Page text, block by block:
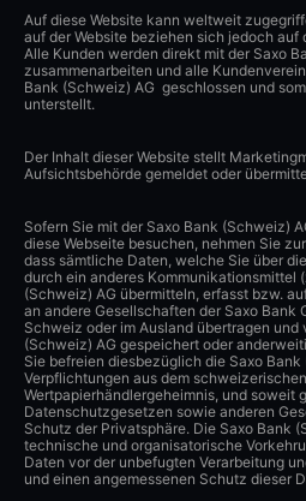
Auf diese Website kann weltweit
auf der Website beziehen sich jedoch auf
Alle Kunden werden direkt mit der Saxo
zusammenarbeiten und alle
Bank (Schweiz) AG geschlossen und
unterstellt.
Der Inhalt dieser Website stellt
Aufsichtsbehörde gemeldet oder
Sofern Sie mit der Saxo Bank (Schweiz)
diese Webseite besuchen, nehmen Sie
dass sämtliche Daten, welche Sie über
durch ein anderes Kommunikationsmittel
(Schweiz) AG übermitteln, erfasst bzw.
an andere Gesellschaften der Saxo Bank
Schweiz oder im Ausland übertragen und
(Schweiz) AG gespeichert oder
Sie befreien diesbezüglich die Saxo
Verpflichtungen aus dem
Wertpapierhändlergeheimnis, und soweit
Datenschutzgesetzen sowie anderen
Schutz der Privatsphäre. Die Saxo Bank
technische und organisatorische
Daten vor der unbefugten Verarbeitung
und einen angemessenen Schutz dieser